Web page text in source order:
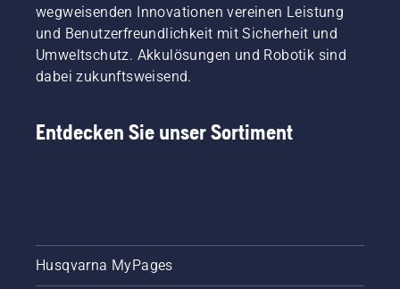
wegweisenden Innovationen vereinen Leistung
und Benutzerfreundlichkeit mit Sicherheit und
Umweltschutz. Akkulösungen und Robotik sind
dabei zukunftsweisend.
Entdecken Sie unser Sortiment
Husqvarna MyPages